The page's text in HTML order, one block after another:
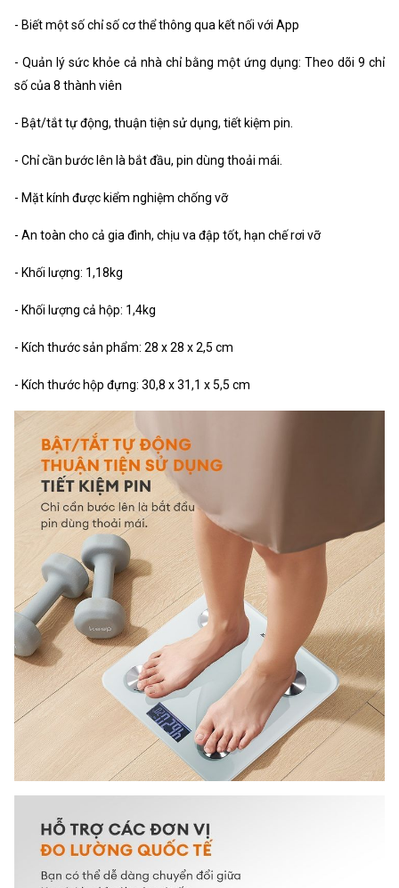
- Biết một số chỉ số cơ thể thông qua kết nối với App
- Quản lý sức khỏe cả nhà chỉ bằng một ứng dụng: Theo dõi 9 chỉ
số của 8 thành viên
- Bật/tắt tự động, thuận tiện sử dụng, tiết kiệm pin.
- Chỉ cần bước lên là bắt đầu, pin dùng thoải mái.
- Mặt kính được kiểm nghiệm chống vỡ
- An toàn cho cả gia đình, chịu va đập tốt, hạn chế rơi vỡ
- Khối lượng: 1,18kg
- Khối lượng cả hộp: 1,4kg
- Kích thước sản phẩm: 28 x 28 x 2,5 cm
- Kích thước hộp đựng: 30,8 x 31,1 x 5,5 cm